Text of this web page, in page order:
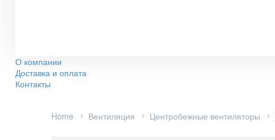
О компании
Доставка и оплата
Контакты
Home Вентиляция Центробежные вентиляторы